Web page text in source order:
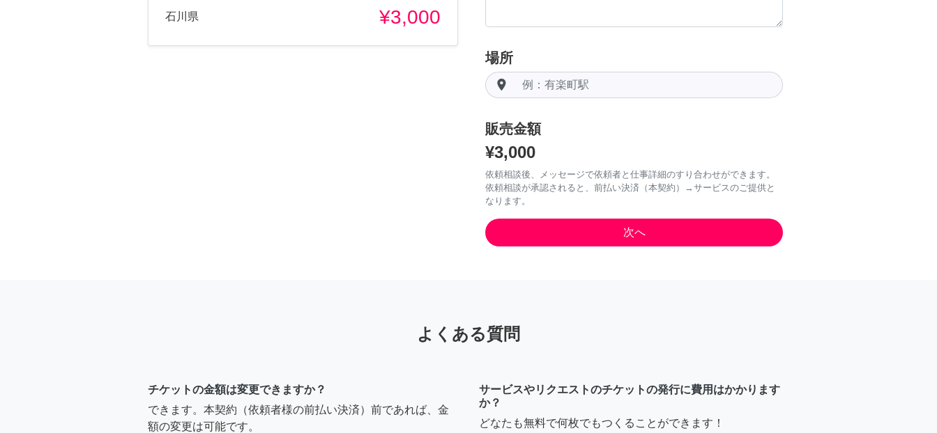
石川県 ¥3,000
場所
room
販売金額
¥3,000
依頼相談後、メッセージで依頼者と仕事詳細のすり合わせができます。
依頼相談が承認されると、前払い決済（本契約）→サービスのご提供と
なります。
よくある質問
チケットの金額は変更できますか？
できます。本契約（依頼者様の前払い決済）前であれば、金
額の変更は可能です。
サービスやリクエストのチケットの発行に費用はかかります
か？
どなたも無料で何枚でもつくることができます！